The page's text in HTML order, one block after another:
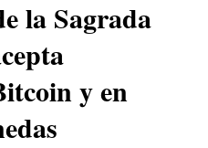
la Sagrada
y en